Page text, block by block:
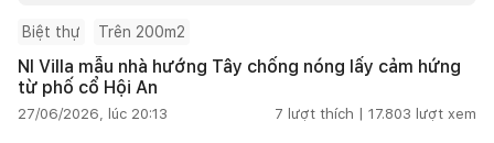
Biệt thự Trên 200m2
NI Villa mẫu nhà hướng Tây chống nóng lấy cảm hứng
từ phố cổ Hội An
27/06/2026, lúc 20:13 7 lượt thích | 17.803 lượt xem